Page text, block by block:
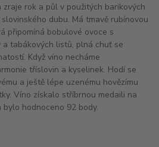
rok a půl v použitých barikových
dubu. Má tmavě rubínovou
připomíná bobulové ovoce s
a tabákových listů, plná chuť se
Když víno necháme
tříslovin a kyselinek. Hodí se
a ještě lépe uzenému hovězímu
Víno získalo stříbrnou medaili na
bylo hodnoceno 92 body.